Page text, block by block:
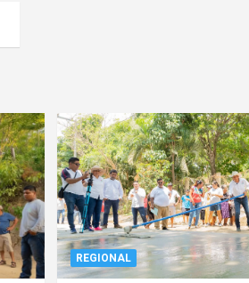
REGIONAL